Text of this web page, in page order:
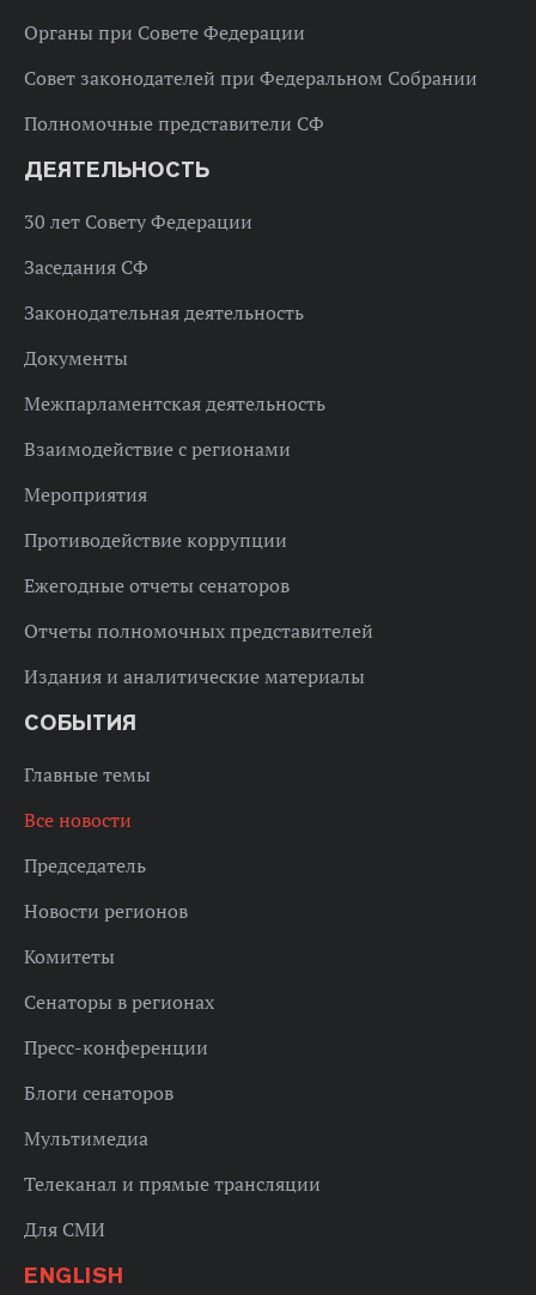
Органы при Совете Федерации
Совет законодателей при Федеральном Собрании
Полномочные представители СФ
ДЕЯТЕЛЬНОСТЬ
30 лет Совету Федерации
Заседания СФ
Законодательная деятельность
Документы
Межпарламентская деятельность
Взаимодействие с регионами
Мероприятия
Противодействие коррупции
Ежегодные отчеты сенаторов
Отчеты полномочных представителей
Издания и аналитические материалы
СОБЫТИЯ
Главные темы
Все новости
Председатель
Новости регионов
Комитеты
Сенаторы в регионах
Пресс-конференции
Блоги сенаторов
Мультимедиа
Телеканал и прямые трансляции
Для СМИ
ENGLISH